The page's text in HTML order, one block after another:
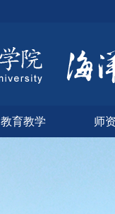
教育教学 师